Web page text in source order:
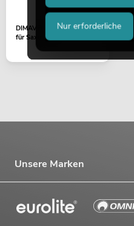
DIMAVERY Umhängegurt
für Saxophon
Unsere Marken
Nur erforderliche